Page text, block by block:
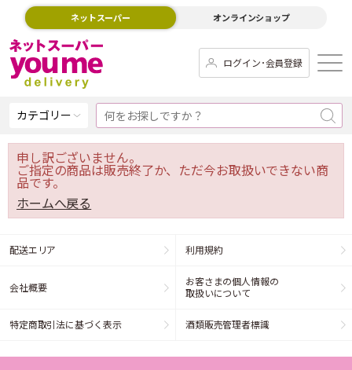
ネットスーパー オンラインショップ
ログイン･会員登録
カテゴリー
申し訳ございません。
ご指定の商品は販売終了か、ただ今お取扱いできない商
品です。
ホームへ戻る
配送エリア 利用規約
会社概要
お客さまの個人情報の
取扱いについて
特定商取引法に基づく表示 酒類販売管理者標識